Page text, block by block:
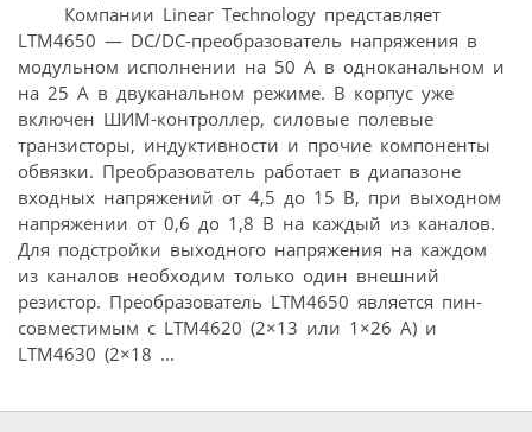
Компании Linear Technology представляет
LTM4650 — DC/DC-преобразователь напряжения в
модульном исполнении на 50 А в одноканальном и
на 25 А в двуканальном режиме. В корпус уже
включен ШИМ-контроллер, силовые полевые
транзисторы, индуктивности и прочие компоненты
обвязки. Преобразователь работает в диапазоне
входных напряжений от 4,5 до 15 В, при выходном
напряжении от 0,6 до 1,8 В на каждый из каналов.
Для подстройки выходного напряжения на каждом
из каналов необходим только один внешний
резистор. Преобразователь LTM4650 является пин-
совместимым с LTM4620 (2×13 или 1×26 A) и
LTM4630 (2×18 ...